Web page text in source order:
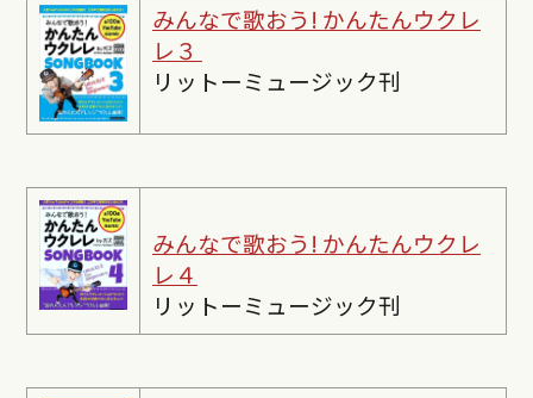
みんなで歌おう! かんたんウクレ
レ３
リットーミュージック刊
みんなで歌おう! かんたんウクレ
レ４
リットーミュージック刊